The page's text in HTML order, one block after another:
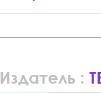
Издатель :